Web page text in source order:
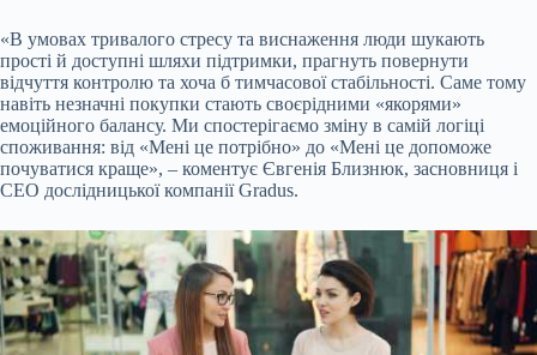
«В умовах тривалого стресу та виснаження люди шукають
прості й доступні шляхи підтримки, прагнуть повернути
відчуття контролю та хоча б тимчасової стабільності. Саме тому
навіть незначні покупки стають своєрідними «якорями»
емоційного балансу. Ми спостерігаємо зміну в самій логіці
споживання: від «Мені це потрібно» до «Мені це допоможе
почуватися краще», – коментує Євгенія Близнюк, засновниця і
CEO дослідницької компанії Gradus.